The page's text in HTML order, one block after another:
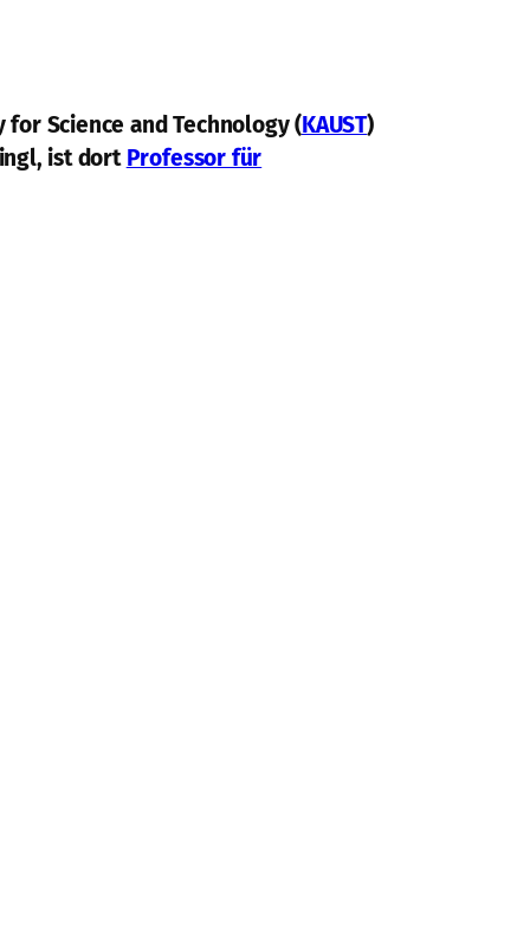
Science and Technology (KAUST)
ist dort Professor für